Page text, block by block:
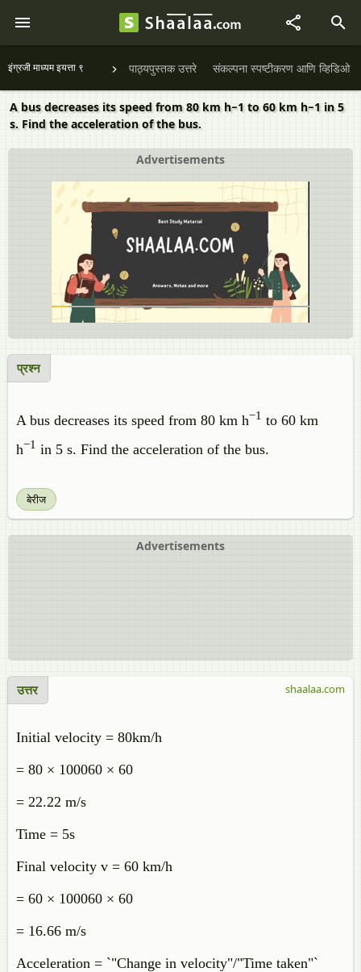
इंग्रजी माध्यम इयत्ता ९ पाठ्यपुस्तक उत्तरे संकल्पना स्पष्टीकरण आणि व्हिडिओ
A bus decreases its speed from 80 km h−1 to 60 km h−1 in 5
s. Find the acceleration of the bus.
Advertisements
प्रश्न
A bus decreases its speed from 80 km h−1 to 60 km
h−1 in 5 s. Find the acceleration of the bus.
बेरीज
Advertisements
उत्तर
Initial velocity = 80km/h
= 80 × 100060 × 60
= 22.22 m/s
Time = 5s
Final velocity v = 60 km/h
= 60 × 100060 × 60
= 16.66 m/s
Acceleration = `"Change in velocity"/"Time taken"`
shaalaa.com